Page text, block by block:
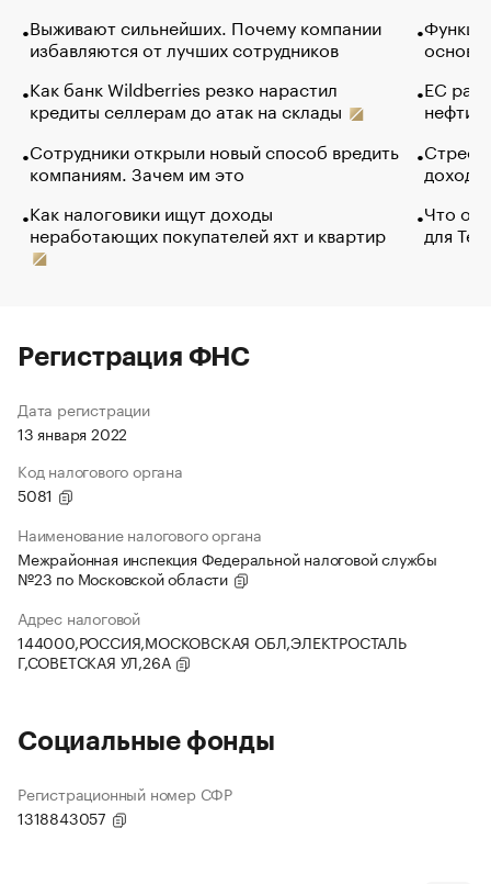
Выживают сильнейших. Почему компании
избавляются от лучших сотрудников
Как банк Wildberries резко нарастил
кредиты селлерам до атак на склады
Сотрудники открыли новый способ вредить
компаниям. Зачем им это
Как налоговики ищут доходы
неработающих покупателей яхт и квартир
основ
ЕС
нефти
Что
для
Регистрация ФНС
Дата регистрации
13 января 2022
Код налогового органа
5081
Наименование налогового органа
Межрайонная инспекция Федеральной налоговой службы
№23 по Московской области
Адрес налоговой
144000,РОССИЯ,МОСКОВСКАЯ ОБЛ,ЭЛЕКТРОСТАЛЬ
Г,СОВЕТСКАЯ УЛ,26А
Социальные фонды
Регистрационный номер СФР
1318843057